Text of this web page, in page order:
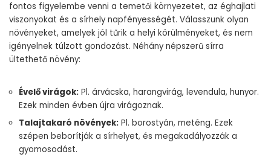
fontos figyelembe venni a temetői környezetet, az éghajlati
viszonyokat és a sírhely napfényességét. Válasszunk olyan
növényeket, amelyek jól tűrik a helyi körülményeket, és nem
igényelnek túlzott gondozást. Néhány népszerű sírra
ültethető növény:
Évelő virágok: Pl. árvácska, harangvirág, levendula, hunyor.
Ezek minden évben újra virágoznak.
Talajtakaró növények: Pl. borostyán, meténg. Ezek
szépen beborítják a sírhelyet, és megakadályozzák a
gyomosodást.